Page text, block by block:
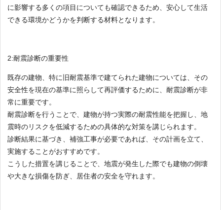
に影響する多くの項目についても確認できるため、安心して生活
できる環境かどうかを判断する材料となります。
2:耐震診断の重要性
既存の建物、特に旧耐震基準で建てられた建物については、その
安全性を現在の基準に照らして再評価するために、耐震診断が非
常に重要です。
耐震診断を行うことで、建物が持つ実際の耐震性能を把握し、地
震時のリスクを低減するための具体的な対策を講じられます。
診断結果に基づき、補強工事が必要であれば、その計画を立て、
実施することがおすすめです。
こうした措置を講じることで、地震が発生した際でも建物の倒壊
や大きな損傷を防ぎ、居住者の安全を守れます。